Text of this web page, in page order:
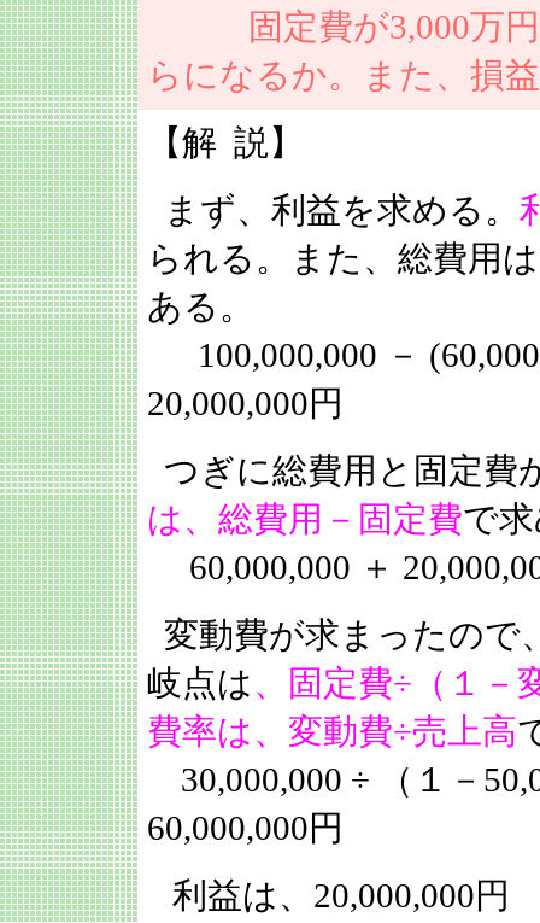
固定費が3,000万円
らになるか。また、損
【解 説】
まず、利益を求める。
られる。また、総費用
ある。
100,000,000 －
20,000,000円
つぎに総費用と固定費
は、総費用－固定費で
60,000,000 ＋
変動費が求まったので
岐点は、固定費÷（１－
費率は、変動費÷売上高
30,000,000 ÷ （１－
60,000,000円
利益は、20,000,000円